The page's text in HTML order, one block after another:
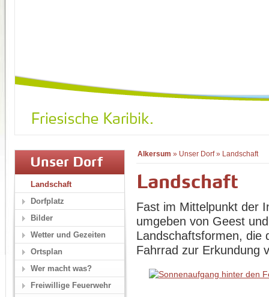
Alkersum » Unser Dorf» Landschaft
Landschaft
Fast im Mittelpunkt der
umgeben von Geest
Landschaftsformen, die
Fahrrad zur Erkundung
Unser Dorf
Landschaft
Dorfplatz
Bilder
Wetter und Gezeiten
Ortsplan
Wer macht was?
Freiwillige Feuerwehr